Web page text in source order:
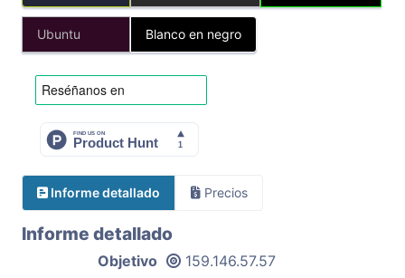
Ubuntu Blanco en negro
Informe detallado Precios
Informe detallado
Objetivo 159.146.57.57